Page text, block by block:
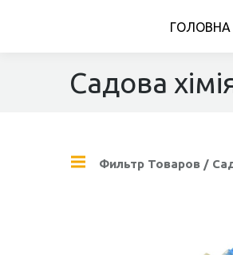
ГОЛОВНА
Садова
Фильтр Товаров /